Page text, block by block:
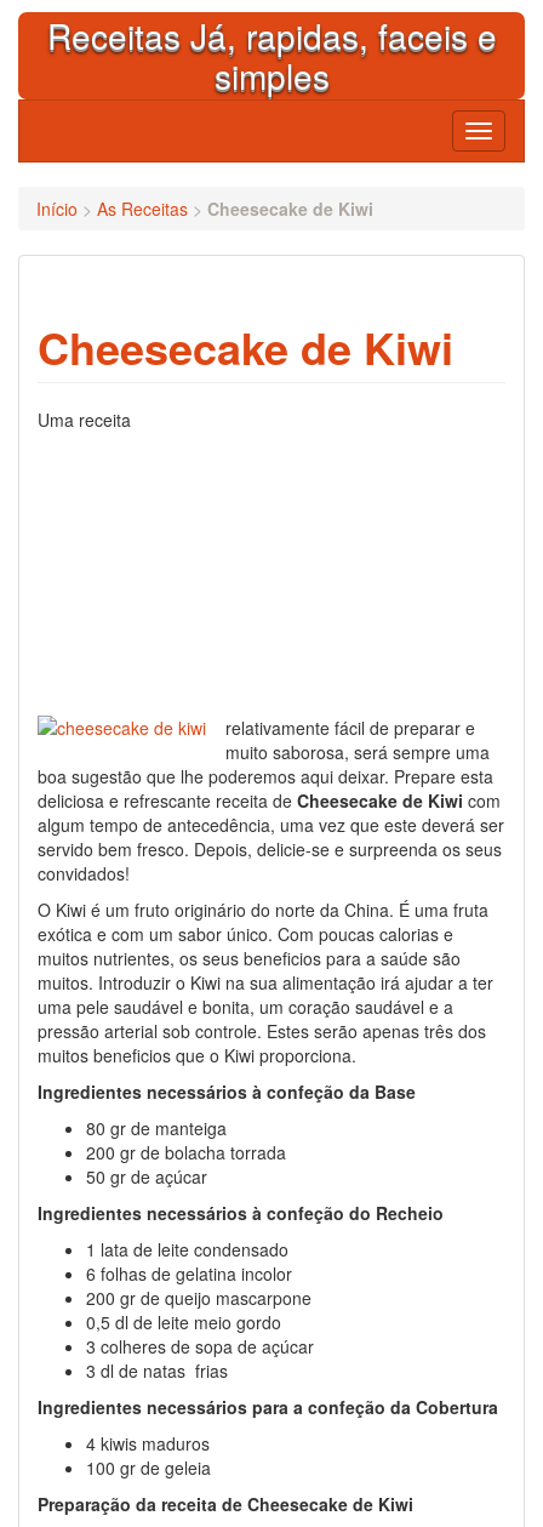
Skip
contentReceitas Já, rapidas, faceis e
simples
Toggle
Início > As Receitas > Cheesecake de Kiwi
Cheesecake de Kiwi
Uma receita
relativamente fácil de preparar e
muito saborosa, será sempre uma
boa sugestão que lhe poderemos aqui deixar. Prepare esta
deliciosa e refrescante receita de Cheesecake de Kiwi com
algum tempo de antecedência, uma vez que este deverá ser
servido bem fresco. Depois, delicie-se e surpreenda os seus
convidados!
O Kiwi é um fruto originário do norte da China. É uma fruta
exótica e com um sabor único. Com poucas calorias e
muitos nutrientes, os seus beneficios para a saúde são
muitos. Introduzir o Kiwi na sua alimentação irá ajudar a ter
uma pele saudável e bonita, um coração saudável e a
pressão arterial sob controle. Estes serão apenas três dos
muitos beneficios que o Kiwi proporciona.
Ingredientes necessários à confeção da Base
80 gr de manteiga
200 gr de bolacha torrada
50 gr de açúcar
Ingredientes necessários à confeção do Recheio
1 lata de leite condensado
6 folhas de gelatina incolor
200 gr de queijo mascarpone
0,5 dl de leite meio gordo
3 colheres de sopa de açúcar
3 dl de natas frias
Ingredientes necessários para a confeção da Cobertura
4 kiwis maduros
100 gr de geleia
Preparação da receita de Cheesecake de Kiwi